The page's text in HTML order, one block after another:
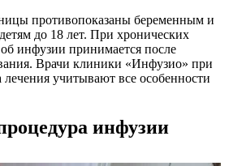
противопоказаны беременным и
до 18 лет. При хронических
инфузии принимается после
Врачи клиники «Инфузио» при
лечения учитывают все особенности
инфузии